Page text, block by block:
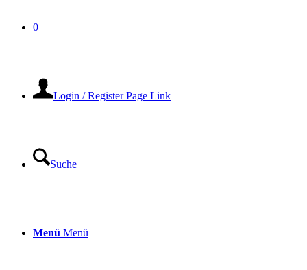
0
Login / Register Page Link
Suche
Menü Menü